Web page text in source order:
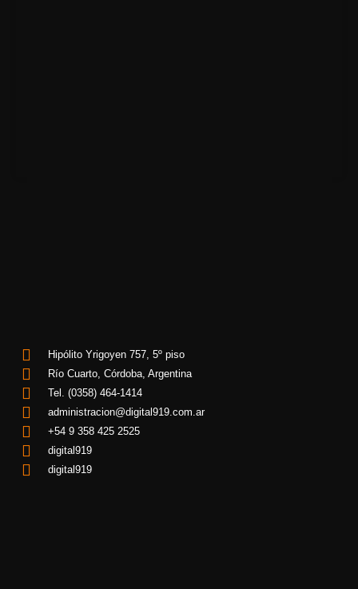
Hipólito Yrigoyen 757, 5º piso
Río Cuarto, Córdoba, Argentina
Tel. (0358) 464-1414
administracion@digital919.com.ar
+54 9 358 425 2525
digital919
digital919